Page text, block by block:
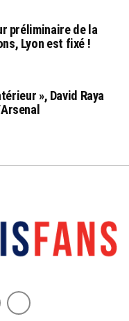
préliminaire de la
Lyon est fixé !
», David Raya